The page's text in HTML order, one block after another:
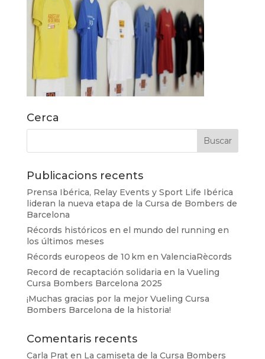
Cerca
Publicacions recents
Prensa Ibérica, Relay Events y Sport Life Ibérica
lideran la nueva etapa de la Cursa de Bombers de
Barcelona
Récords históricos en el mundo del running en
los últimos meses
Récords europeos de 10 km en ValenciaRècords
Record de recaptación solidaria en la Vueling
Cursa Bombers Barcelona 2025
¡Muchas gracias por la mejor Vueling Cursa
Bombers Barcelona de la historia!
Comentaris recents
Carla Praten La camiseta de la Cursa Bombers